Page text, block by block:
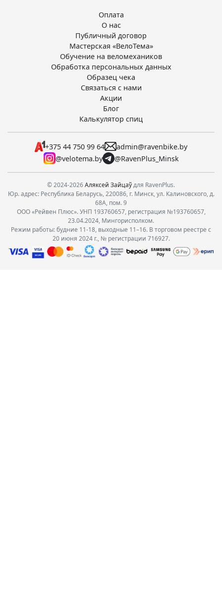
Оплата
О нас
Публичный договор
Мастерская «ВелоТема»
Обучение на веломехаников
Обработка персональных данных
Образец чека
Связаться с нами
Акции
Блог
Калькулятор спиц
+375 44 750 99 64
admin@ravenbike.by
@velotema.by
@RavenPlus_Minsk
© 2024-2026Аляксей Зайцаўдля RavenPlus.
Юр. адрес: Республика Беларусь, 220086, г. Минск, ул. Калиновского, д.
68А, пом. 9
ООО «Рейвен Плюс». УНП 193760657, регистрация №193760657,
23.04.2024, Мингорисполком.
Режим работы: будние 11-18, выходные 11–16. В торговом реестре с
20 июня 2024 г., № регистрации 716927.